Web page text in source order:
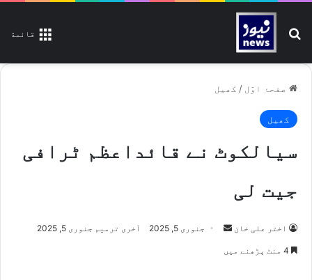
قائمة تلاش کیجیے
صفحۂ اوّل / کھیل
کھیل
سیالکوٹ نے قائداعظم ٹرافی
جیت لی
اختر علی خان جنوری 5, 2025 آخری ترمیم جنوری 5, 2025